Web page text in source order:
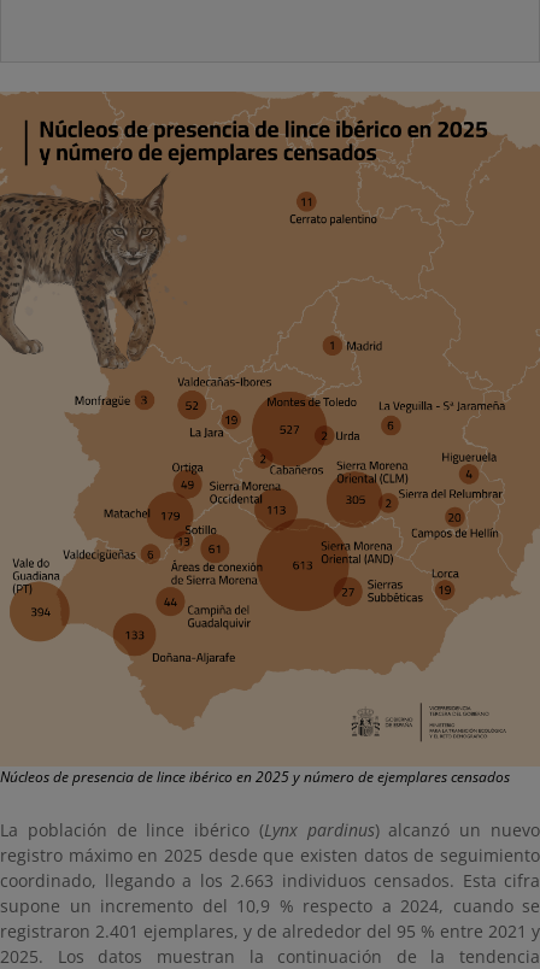
Núcleos de presencia de lince ibérico en 2025 y número de ejemplares censados
La población de lince ibérico (Lynx pardinus) alcanzó un nuevo
registro máximo en 2025 desde que existen datos de seguimiento
coordinado, llegando a los 2.663 individuos censados. Esta cifra
supone un incremento del 10,9 % respecto a 2024, cuando se
registraron 2.401 ejemplares, y de alrededor del 95 % entre 2021 y
2025. Los datos muestran la continuación de la tendencia